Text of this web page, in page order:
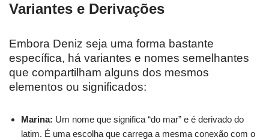
Variantes e Derivações
Embora Deniz seja uma forma bastante
específica, há variantes e nomes semelhantes
que compartilham alguns dos mesmos
elementos ou significados:
Marina: Um nome que significa “do mar” e é derivado do
latim. É uma escolha que carrega a mesma conexão com o